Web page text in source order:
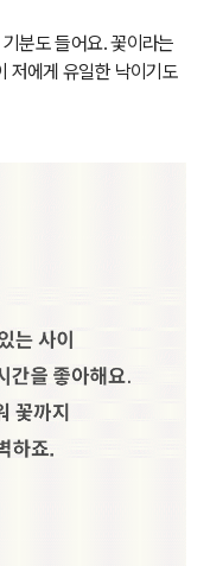
분도 들어요. 꽃이라는
저에게 유일한 낙이기도